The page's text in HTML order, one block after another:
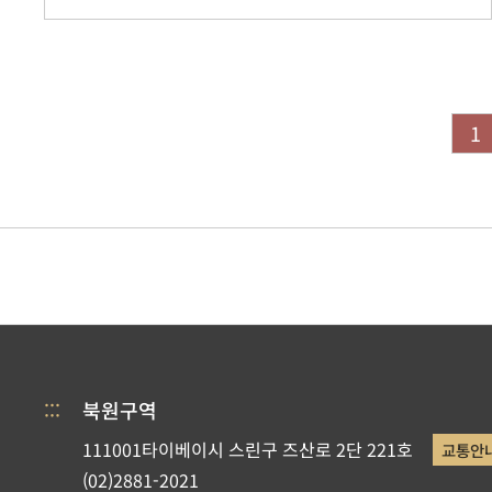
1
::: 북원구역
111001타이베이시 스린구 즈산로 2단 221호 교통안
(02)2881-2021